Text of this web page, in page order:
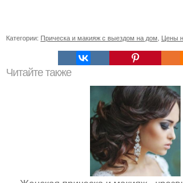
Категории: Прическа и макияж с выездом на дом Цены
Читайте также